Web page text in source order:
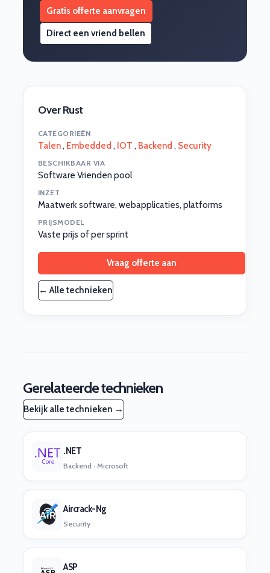
Gratis offerte aanvragen
Direct een vriend bellen
Over Rust
CATEGORIEËN
Talen , Embedded , IOT , Backend , Security
BESCHIKBAAR VIA
Software Vrienden pool
INZET
Maatwerk software, webapplicaties, platforms
PRIJSMODEL
Vaste prijs of per sprint
Vraag offerte aan
← Alle technieken
Gerelateerde technieken
Bekijk alle technieken →
.NET
Backend · Microsoft
Aircrack-Ng
Security
ASP